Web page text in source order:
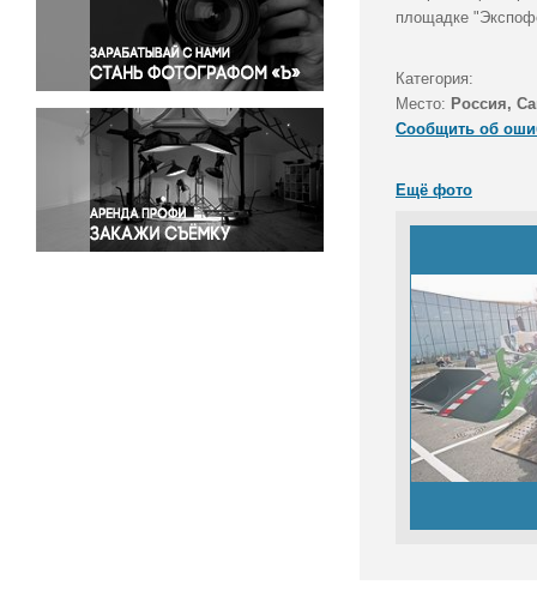
Правосудие
Происшествия и конфликты
Религия
Светская жизнь
Спорт
Экология
Экономика и бизнес
площадке
Категория:
Место: Россия,
Сообщить об
Ещё фото